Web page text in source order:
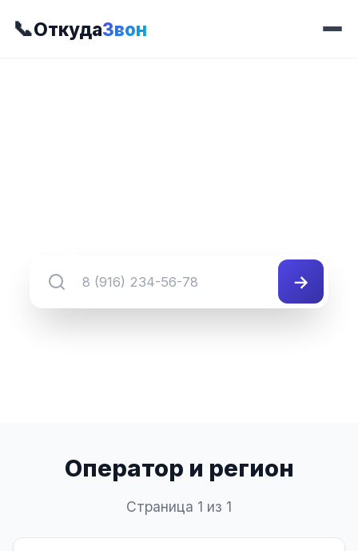
📞ОткудаЗвон
→
Оператор и регион
Страница 1 из 1